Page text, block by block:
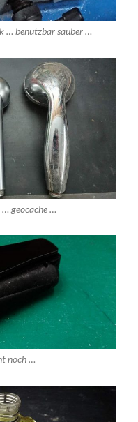
… benutzbar sauber …
geocache …
noch …